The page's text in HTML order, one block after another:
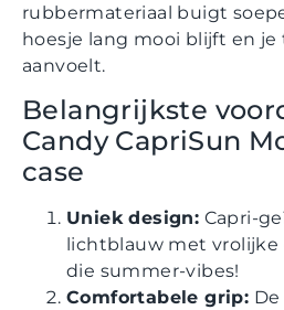
rubbermateriaal buigt
hoesje lang mooi blijft en
aanvoelt.
Belangrijkste
Candy CapriSun
case
Uniek design: Capri-
lichtblauw met
die summer-vibes!
Comfortabele grip: